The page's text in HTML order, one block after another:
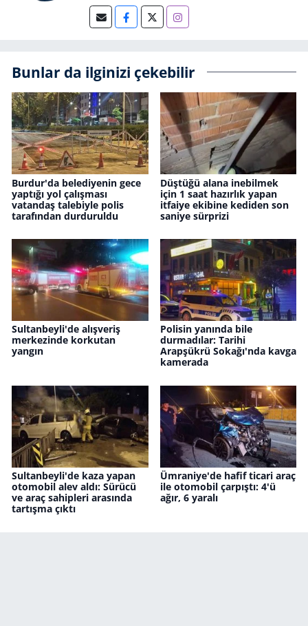
Bunlar da ilginizi çekebilir
Burdur'da belediyenin gece
yaptığı yol çalışması
vatandaş talebiyle polis
tarafından durduruldu
Düştüğü alana inebilmek
için 1 saat hazırlık yapan
itfaiye ekibine kediden son
saniye sürprizi
Sultanbeyli'de alışveriş
merkezinde korkutan
yangın
Polisin yanında bile
durmadılar: Tarihi
Arapşükrü Sokağı'nda kavga
kamerada
Sultanbeyli'de kaza yapan
otomobil alev aldı: Sürücü
ve araç sahipleri arasında
tartışma çıktı
Ümraniye'de hafif ticari araç
ile otomobil çarpıştı: 4'ü
ağır, 6 yaralı